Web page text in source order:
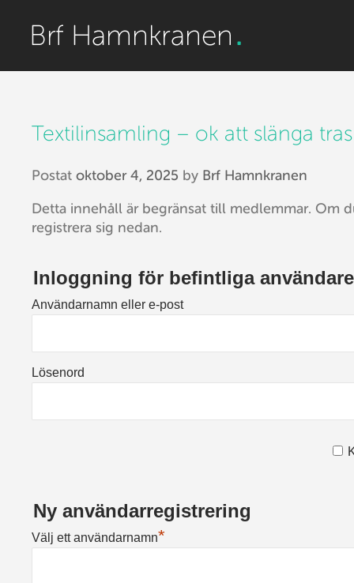
Textilinsamling – ok att slänga
Postat oktober 4, 2025 by Brf Hamnkranen
Detta innehåll är begränsat till medlemmar. Om
registrera sig nedan.
Inloggning för befintliga användare
Användarnamn eller e-post
Lösenord
Ny användarregistrering
Välj ett användarnamn*